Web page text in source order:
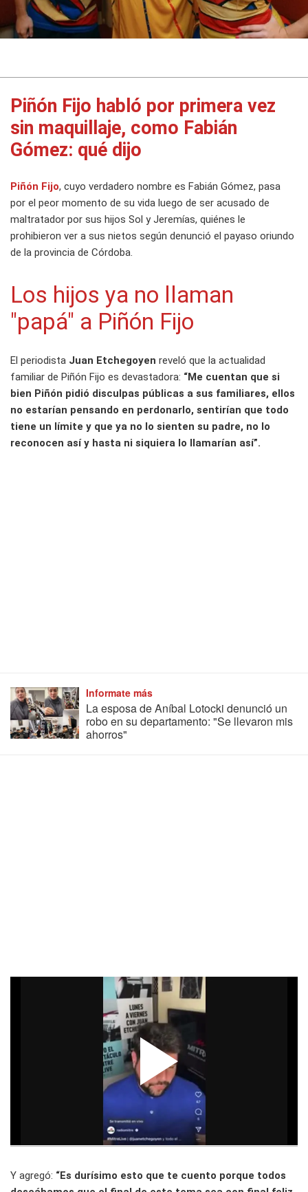
Piñón Fijo habló por primera vez
sin maquillaje, como Fabián
Gómez: qué dijo
Piñón Fijo, cuyo verdadero nombre es Fabián Gómez, pasa
por el peor momento de su vida luego de ser acusado de
maltratador por sus hijos Sol y Jeremías, quiénes le
prohibieron ver a sus nietos según denunció el payaso oriundo
de la provincia de Córdoba.
Los hijos ya no llaman
"papá" a Piñón Fijo
El periodista Juan Etchegoyen reveló que la actualidad
familiar de Piñón Fijo es devastadora: “Me cuentan que si
bien Piñón pidió disculpas públicas a sus familiares, ellos
no estarían pensando en perdonarlo, sentirían que todo
tiene un límite y que ya no lo sienten su padre, no lo
reconocen así y hasta ni siquiera lo llamarían así”.
Informate más
La esposa de Aníbal Lotocki denunció un
robo en su departamento: "Se llevaron mis
ahorros"
Y agregó: “Es durísimo esto que te cuento porque todos